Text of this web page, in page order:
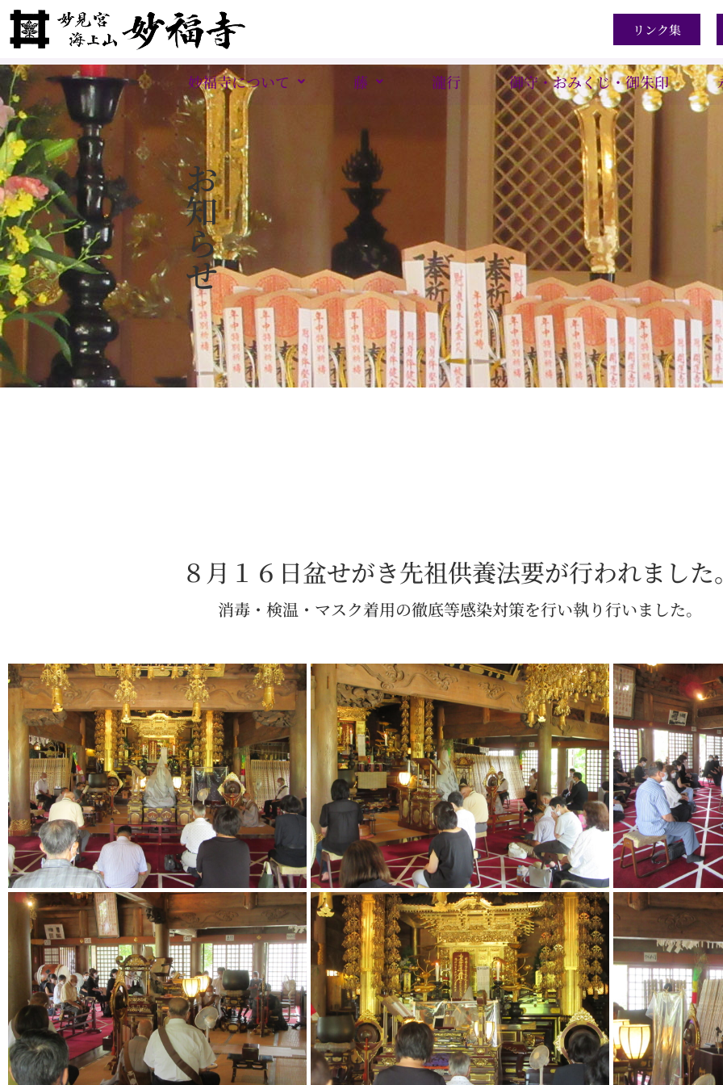
リンク集
妙福寺について 藤 瀧行 御守・おみくじ・御朱印
お
知
ら
せ
８月１６日盆せがき先祖供養法要が行われました
消毒・検温・マスク着用の徹底等感染対策を行い執り行いました。